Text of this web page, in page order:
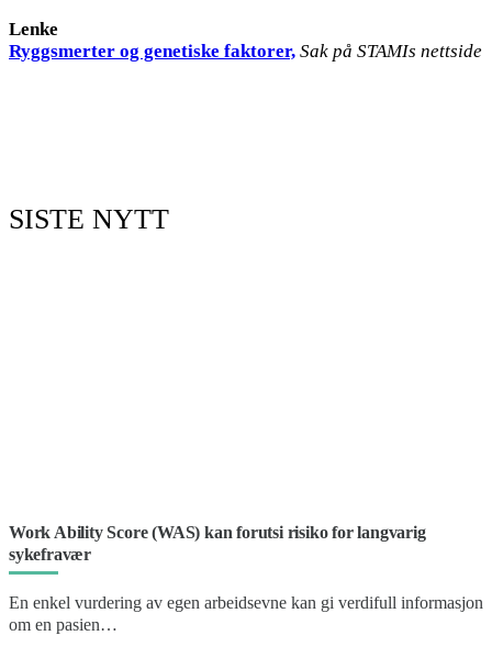
Lenke
Ryggsmerter og genetiske faktorer, Sak på STAMIs nettside
SISTE NYTT
Work Ability Score (WAS) kan forutsi risiko for langvarig
sykefravær
En enkel vurdering av egen arbeidsevne kan gi verdifull informasjon
om en pasien…